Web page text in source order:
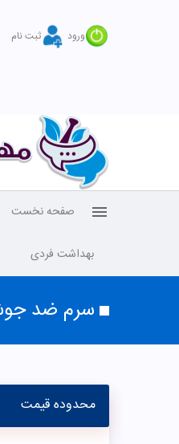
ورود ثبت نام
صفحه نخست
بهداشت فردی
سرم ضد
محدوده قیمت